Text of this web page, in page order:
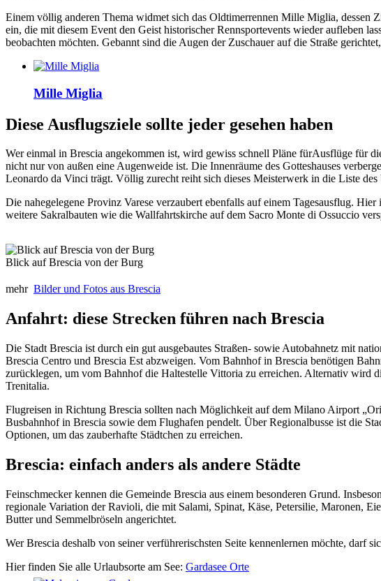
Einem völlig anderen Thema widmet sich das Oldtimerrennen Mille Miglia, dessen
ein, die mit diesem Event den Geist historischer Rennsportevents wieder aufleben
beobachten möchten. Gebannt sind die Augen der Zuschauer auf die Straße
Mille Miglia
Diese Ausflugsziele sollte jeder gesehen haben
Wer einmal in Brescia angekommen ist, wird gewiss schnell Pläne fürAusflüge für
nicht nur von außen eine Augenweide ist. Die Innenräume des Gotteshauses
Leonardo da Vinci trägt. Völlig zurecht reiht sich dieses Meisterwerk in die Liste
Die nahegelegene Provinz Varese verzaubert ebenfalls auf einem Tagesausflug.
weitere Sakralbauten wie die Wallfahrtskirche auf dem Sacro Monte di Ossuccio
Blick auf Brescia von der Burg
mehr Bilder und Fotos aus Brescia
Anfahrt: diese Strecken führen nach Brescia
Die Stadt Brescia ist durch ein gut ausgebautes Straßen- sowie Autobahnetz mit
Brescia Centro und Brescia Est abzweigen. Vom Bahnhof in Brescia benötigen
zurücklegen, um vom Bahnhof die Haltestelle Vittoria zu erreichen. Alternativ wird
Trenitalia.
Flugreisen in Richtung Brescia sollten nach Möglichkeit auf dem Milano Airport
Busbahnhof in Brescia sowie dem Flughafen pendelt. Über Regionalbusse ist die
Optionen, um das zauberhafte Städtchen zu erreichen.
Brescia: einfach anders als andere Städte
Feinschmecker kennen die Gemeinde Brescia aus einem besonderen Grund.
regionale Variation der Ravioli, die mit Salami, Spinat, Käse, Petersilie, Maronen,
Butter und Semmelbröseln angerichtet.
Wer Brescia deshalb von seiner verführerischsten Seite kennenlernen möchte, darf
Hier finden Sie alle Urlaubsorte am See: Gardasee Orte